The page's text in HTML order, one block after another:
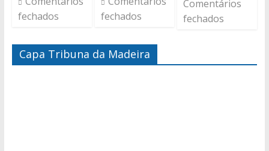
fechados
fechados
Comentários
fechados
Capa Tribuna da Madeira